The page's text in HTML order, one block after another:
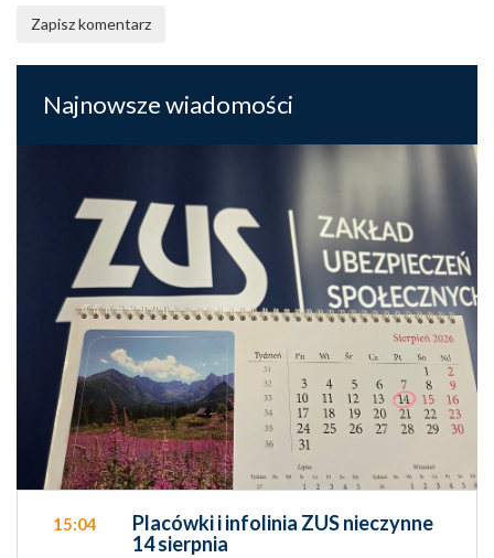
Zapisz komentarz
Najnowsze wiadomości
15:04
Placówki i infolinia ZUS nieczynne
14 sierpnia